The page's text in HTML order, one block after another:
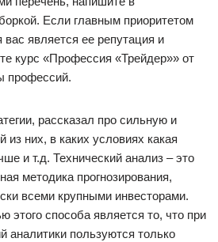
Если главным приоритетом
является ее репутация и
курс «Профессия «Трейдер»» от
профессий.
рассказал про сильную и
них, в каких условиях какая
и т.д. Технический анализ – это
методика прогнозирования,
всеми крупными инвесторами.
этого способа является то, что при
аналитики пользуются только